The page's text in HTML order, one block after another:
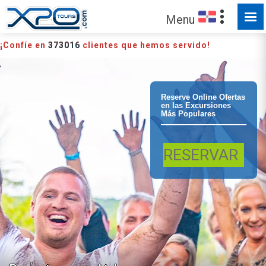
Puerto Plata
Combo Buggy y
Monkeyland
Buggy Combo
Menu
¡Confíe en 373016 clientes que hemos servido!
Reserve Online Ofertas
en las Excursiones
Más Populares
RESERVAR